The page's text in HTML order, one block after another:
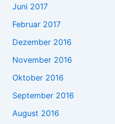
Juni 2017
Februar 2017
Dezember 2016
November 2016
Oktober 2016
September 2016
August 2016